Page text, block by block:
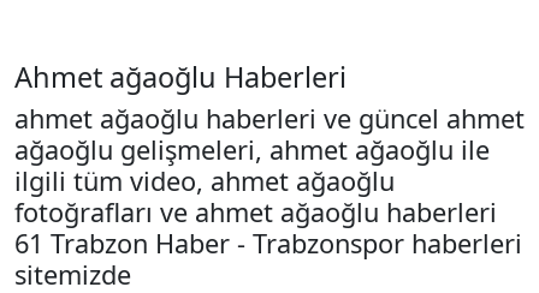
Ahmet ağaoğlu Haberleri
ahmet ağaoğlu haberleri ve güncel ahmet
ağaoğlu gelişmeleri, ahmet ağaoğlu ile
ilgili tüm video, ahmet ağaoğlu
fotoğrafları ve ahmet ağaoğlu haberleri
61 Trabzon Haber - Trabzonspor haberleri
sitemizde